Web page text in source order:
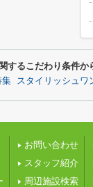
するこだわり条件か
集 スタイリッシュワ
お問い合わせ
スタッフ紹介
周辺施設検索